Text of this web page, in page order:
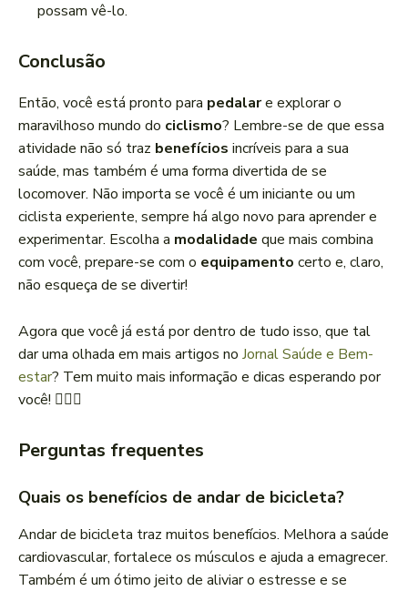
possam vê-lo.
Conclusão
Então, você está pronto para pedalare explorar o
maravilhoso mundo do ciclismo? Lembre-se de que essa
atividade não só traz benefícios incríveis para a sua
saúde, mas também é uma forma divertida de se
locomover. Não importa se você é um iniciante ou um
ciclista experiente, sempre há algo novo para aprender e
experimentar. Escolha a modalidade que mais combina
com você, prepare-se com o equipamento certo e, claro,
não esqueça de se divertir!
Agora que você já está por dentro de tudo isso, que tal
dar uma olhada em mais artigos no Jornal Saúde e Bem-
estar? Tem muito mais informação e dicas esperando por
você! 🚴‍♂️✨
Perguntas frequentes
Quais os benefícios de andar de bicicleta?
Andar de bicicleta traz muitos benefícios. Melhora a saúde
cardiovascular, fortalece os músculos e ajuda a emagrecer.
Também é um ótimo jeito de aliviar o estresse e se